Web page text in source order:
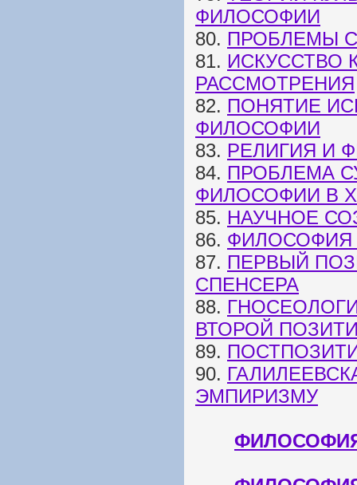
ФИЛОСОФИИ
80. ПРОБЛЕМЫ
81. ИСКУССТВО
РАССМОТРЕНИЯ
82. ПОНЯТИЕ
ФИЛОСОФИИ
83. РЕЛИГИЯ И
84. ПРОБЛЕМА
ФИЛОСОФИИ В
85. НАУЧНОЕ
86. ФИЛОСОФИЯ
87. ПЕРВЫЙ
СПЕНСЕРА
88.
ВТОРОЙ
89.
90.
ЭМПИРИЗМУ